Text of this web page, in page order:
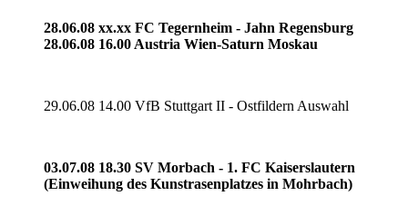
28.06.08 xx.xx FC Tegernheim - Jahn Regensburg
28.06.08 16.00 Austria Wien-Saturn Moskau
29.06.08 14.00 VfB Stuttgart II - Ostfildern Auswahl
03.07.08 18.30 SV Morbach - 1. FC Kaiserslautern
(Einweihung des Kunstrasenplatzes in Mohrbach)